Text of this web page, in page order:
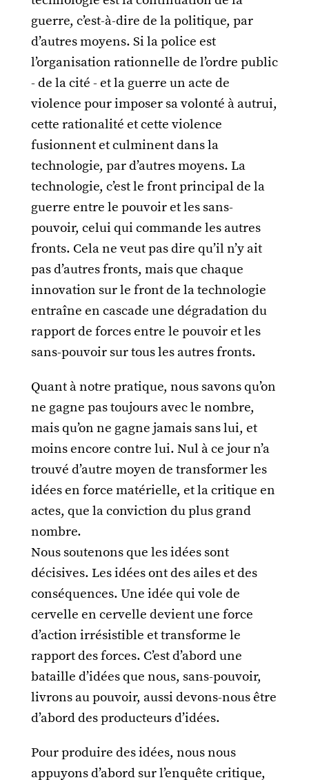
guerre, c’est-à-dire de la politique, par
d’autres moyens. Si la police est
l’organisation rationnelle de l’ordre public
- de la cité - et la guerre un acte de
violence pour imposer sa volonté à autrui,
cette rationalité et cette violence
fusionnent et culminent dans la
technologie, par d’autres moyens. La
technologie, c’est le front principal de la
guerre entre le pouvoir et les sans-
pouvoir, celui qui commande les autres
fronts. Cela ne veut pas dire qu’il n’y ait
pas d’autres fronts, mais que chaque
innovation sur le front de la technologie
entraîne en cascade une dégradation du
rapport de forces entre le pouvoir et les
sans-pouvoir sur tous les autres fronts.
Quant à notre pratique, nous savons qu’on
ne gagne pas toujours avec le nombre,
mais qu’on ne gagne jamais sans lui, et
moins encore contre lui. Nul à ce jour n’a
trouvé d’autre moyen de transformer les
idées en force matérielle, et la critique en
actes, que la conviction du plus grand
nombre.
Nous soutenons que les idées sont
décisives. Les idées ont des ailes et des
conséquences. Une idée qui vole de
cervelle en cervelle devient une force
d’action irrésistible et transforme le
rapport des forces. C’est d’abord une
bataille d’idées que nous, sans-pouvoir,
livrons au pouvoir, aussi devons-nous être
d’abord des producteurs d’idées.
Pour produire des idées, nous nous
appuyons d’abord sur l’enquête critique,